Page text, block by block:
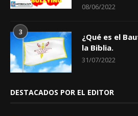
08/06/2022
3
¿Qué es el
la Biblia.
31/07/2022
DESTACADOS POR EL EDITOR